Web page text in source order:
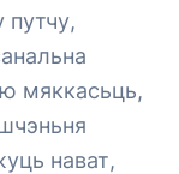
путчу,
мяккасьць,
нават,